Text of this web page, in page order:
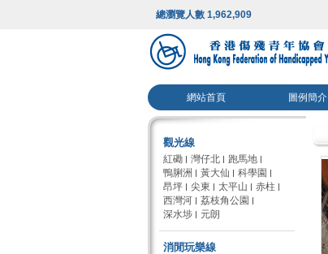
總瀏覽人數 1,962,909
網站首頁 圖例簡介
觀光線
紅磡 灣仔北
跑馬地
鴨脷洲
黃大仙
科學園
昂坪
尖東 太平山
赤柱
西灣河
荔枝角公園
深水埗
元朗
消閒玩樂線